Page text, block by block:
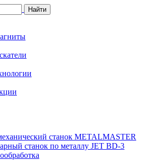
Найти
станок METALMASTER
станок по металлу JET BD-3